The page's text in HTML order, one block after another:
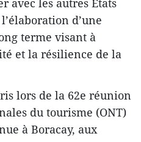
d’une
terme visant à
et la résilience de la
lors de la 62e réunion
du tourisme (ONT)
à Boracay, aux